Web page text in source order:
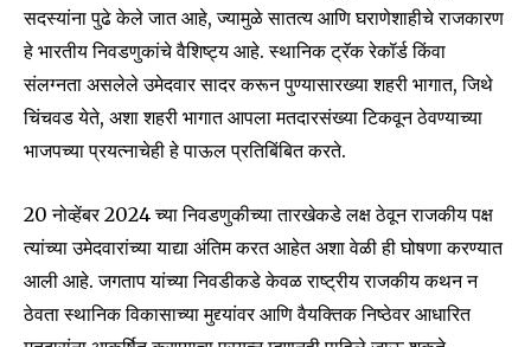
Join our community of
SUBSCRIBERS and be part of the
conversation.
or click the subscribe button below. Don't worry, we respect
your privacy and won't spam your inbox. Your information is
safe with us.
सदस्यांना पुढे केले जात आहे, ज्यामुळे सातत्य आणि घराणेशाहीचे राजकारण
हे भारतीय निवडणुकांचे वैशिष्ट्य आहे. स्थानिक ट्रॅक रेकॉर्ड किंवा
संलग्नता असलेले उमेदवार सादर करून पुण्यासारख्या शहरी भागात, जिथे
चिंचवड येते, अशा शहरी भागात आपला मतदारसंख्या टिकवून ठेवण्याच्या
भाजपच्या प्रयत्नाचेही हे पाऊल प्रतिबिंबित करते.
20 नोव्हेंबर 2024 च्या निवडणुकीच्या तारखेकडे लक्ष ठेवून राजकीय पक्ष
त्यांच्या उमेदवारांच्या याद्या अंतिम करत आहेत अशा वेळी ही घोषणा करण्यात
आली आहे. जगताप यांच्या निवडीकडे केवळ राष्ट्रीय राजकीय कथन न
ठेवता स्थानिक विकासाच्या मुद्द्यांवर आणि वैयक्तिक निष्ठेवर आधारित